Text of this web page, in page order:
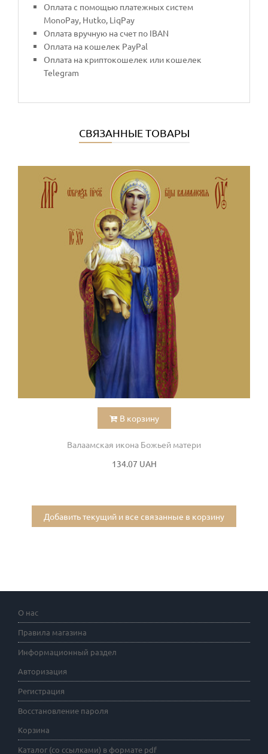
Оплата с помощью платежных систем
MonoPay, Hutko, LiqPay
Оплата вручную на счет по IBAN
Оплата на кошелек PayPal
Оплата на криптокошелек или кошелек
Telegram
СВЯЗАННЫЕ ТОВАРЫ
В корзину
Валаамская икона Божьей матери
134.07 UAH
Добавить текущий и все связанные в корзину
О нас
Правила магазина
Информационный раздел
Авторизация
Регистрация
Восстановление пароля
Корзина
Каталог (со ссылками) в формате pdf